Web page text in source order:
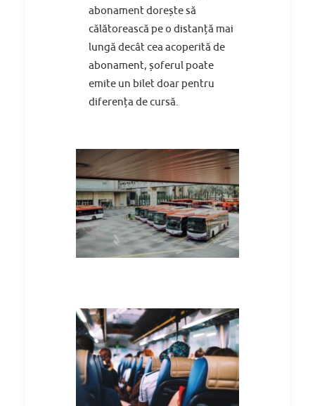
abonament dorește să
călătorească pe o distanță mai
lungă decât cea acoperită de
abonament, șoferul poate
emite un bilet doar pentru
diferența de cursă.